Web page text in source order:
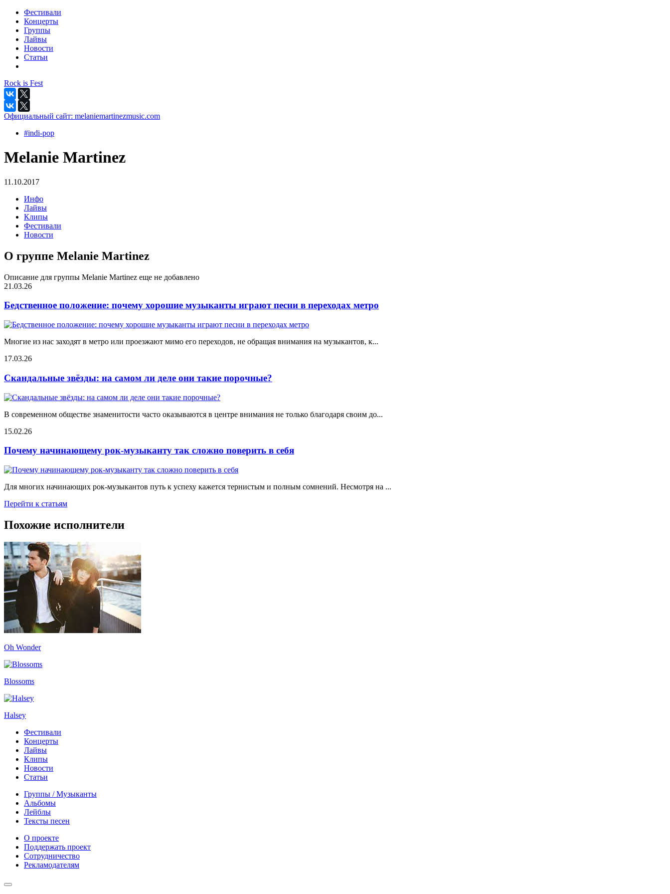
Фестивали
Концерты
Группы
Лайвы
Новости
Статьи
Rock is Fest
Официальный сайт: melaniemartinezmusic.com
#indi-pop
Melanie Martinez
11.10.2017
Инфо
Лайвы
Клипы
Фестивали
Новости
О группе Melanie Martinez
Описание для группы Melanie Martinez еще не добавлено
21.03.26
Бедственное положение: почему хорошие музыканты играют песни в переходах метро
Многие из нас заходят в метро или проезжают мимо его переходов, не обращая внимания на музыкантов, к...
17.03.26
Скандальные звёзды: на самом ли деле они такие порочные?
В современном обществе знаменитости часто оказываются в центре внимания не только благодаря своим до...
15.02.26
Почему начинающему рок-музыканту так сложно поверить в себя
Для многих начинающих рок-музыкантов путь к успеху кажется тернистым и полным сомнений. Несмотря на ...
Перейти к статьям
Похожие исполнители
Oh Wonder
Blossoms
Halsey
Фестивали
Концерты
Лайвы
Клипы
Новости
Статьи
Группы / Музыканты
Альбомы
Лейблы
Тексты песен
О проекте
Поддержать проект
Сотрудничество
Рекламодателям